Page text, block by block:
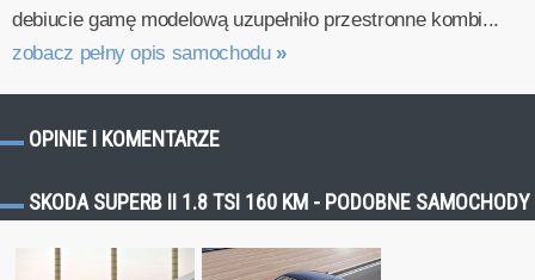
debiucie gamę modelową uzupełniło przestronne kombi...
zobacz pełny opis samochodu »
OPINIE I KOMENTARZE
SKODA SUPERB II 1.8 TSI 160 KM - PODOBNE SAMOCHODY